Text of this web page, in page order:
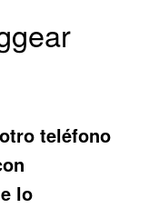
teléfono
lo